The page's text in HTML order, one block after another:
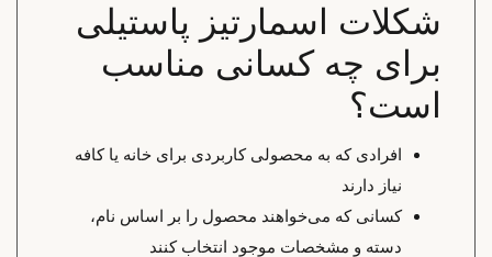
شکلات اسمارتیز پاستیلی
برای چه کسانی مناسب
است؟
افرادی که به محصولی کاربردی برای خانه یا کافه
نیاز دارند
کسانی که می‌خواهند محصول را بر اساس نام،
دسته و مشخصات موجود انتخاب کنند